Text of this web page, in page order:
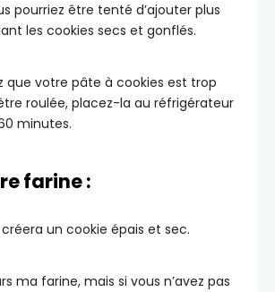
pourriez être tenté d’ajouter plus
les cookies secs et gonflés.
que votre pâte à cookies est trop
roulée, placez-la au réfrigérateur
minutes.
farine :
un cookie épais et sec.
ma farine, mais si vous n’avez pas